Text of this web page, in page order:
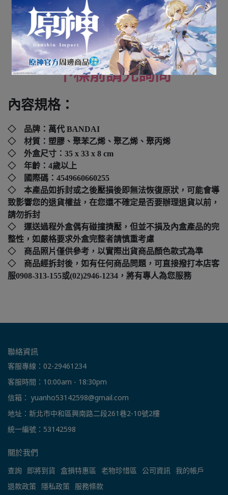
款 魂商店限定
全新未拆封
下標前請先詢問
內容規格：
◇ 品牌：萬代 BANDAI
◇ 材質：塑膠、聚苯乙烯、聚乙烯、聚丙烯
◇ 外盒尺寸：35 x 33 x 8 cm
◇ 年齡：4歲以上
◇ 國際碼： 4549660660255
◇ 本產品如拆封或之後壓損後即無法恢復原狀，可能會導
致影響您的退貨權益，在您還不確定是否要辦理退貨以前，
請勿拆封
◇ 運送過程外盒偶有碰撞擠壓，但並不損及內盒產品的完
整性，如嚴格要求外盒完整者請慎重考慮
◇ 商品照片僅供參考，以實際出貨商品顏色款式為準
◇ 商品經拆封後，如有任何商品問題，可直接撥打本店客
服0908-313-155或(02)2946-1234，將有專人為您服務
聯絡資訊
客服專線：02-29461234
客服時間：10:00am - 18:30pm
信箱： yuanho53142598@gmail.com
地址：新北市中和區興南路二段261巷2-10號2樓
統一編號：53142598
關於我們
查詢 即將到貨 盒損特惠區 老物珍惜區 公司資訊 我的帳戶
退款政策 隱私政策 服務條款